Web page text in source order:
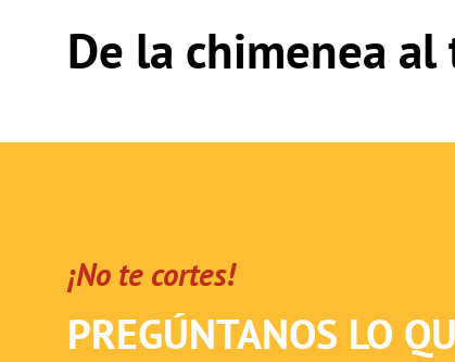
De la chimenea
¡No te cortes!
PREGÚNTANOS LO